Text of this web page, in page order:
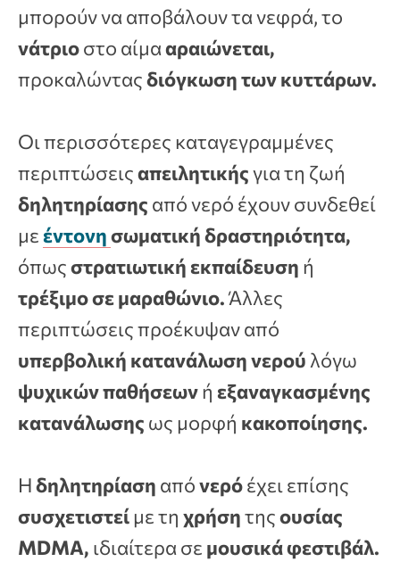
μπορούν να αποβάλουν τα νεφρά, το
νάτριοστο αίμααραιώνεται,
προκαλώνταςδιόγκωσητωνκυττάρων.
Οι περισσότερες καταγεγραμμένες
περιπτώσειςαπειλητικήςγια τη ζωή
δηλητηρίασης από νερό έχουν συνδεθεί
μεέντονησωματική δραστηριότητα,
όπωςστρατιωτική εκπαίδευση ή
τρέξιμοσε μαραθώνιο.Άλλες
περιπτώσεις προέκυψαν από
υπερβολική κατανάλωση νερού λόγω
ψυχικών παθήσεων ή εξαναγκασμένης
κατανάλωσης ως μορφή κακοποίησης.
Ηδηλητηρίαση απόνερόέχει επίσης
συσχετιστεί με τη χρήσητηςουσίας
MDMA, ιδιαίτερα σε μουσικά φεστιβάλ.